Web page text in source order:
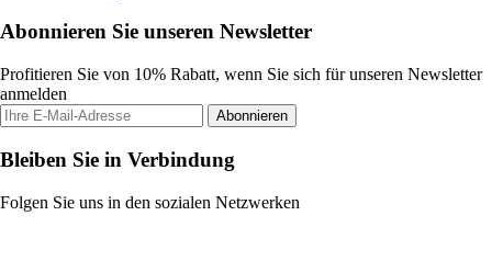
Abonnieren Sie unseren Newsletter
Profitieren Sie von 10% Rabatt, wenn Sie sich für unseren Newsletter
anmelden
Abonnieren
Bleiben Sie in Verbindung
Folgen Sie uns in den sozialen Netzwerken